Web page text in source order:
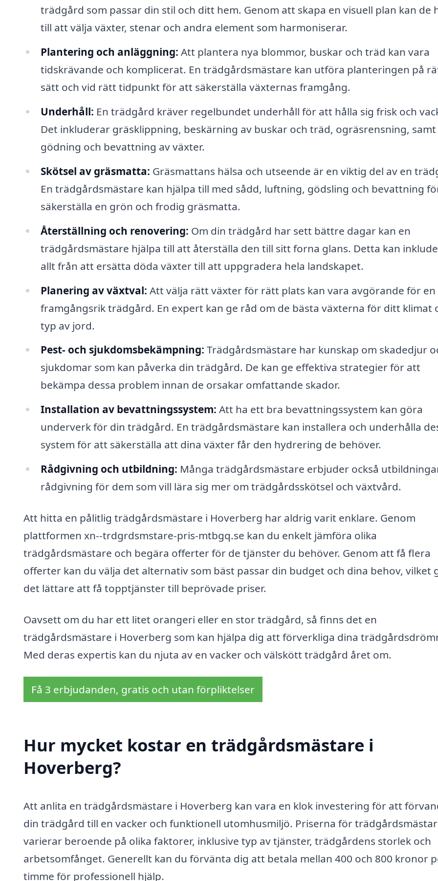
trädgård som passar din stil och ditt hem. Genom att skapa en visuell plan kan de
till att välja växter, stenar och andra element som harmoniserar.
Plantering och anläggning: Att plantera nya blommor, buskar och träd kan vara
tidskrävande och komplicerat. En trädgårdsmästare kan utföra planteringen på
sätt och vid rätt tidpunkt för att säkerställa växternas framgång.
Underhåll: En trädgård kräver regelbundet underhåll för att hålla sig frisk och
Det inkluderar gräsklippning, beskärning av buskar och träd, ogräsrensning, samt
gödning och bevattning av växter.
Skötsel av gräsmatta: Gräsmattans hälsa och utseende är en viktig del av en
En trädgårdsmästare kan hjälpa till med sådd, luftning, gödsling och bevattning
säkerställa en grön och frodig gräsmatta.
Återställning och renovering: Om din trädgård har sett bättre dagar kan en
trädgårdsmästare hjälpa till att återställa den till sitt forna glans. Detta kan
allt från att ersätta döda växter till att uppgradera hela landskapet.
Planering av växtval: Att välja rätt växter för rätt plats kan vara avgörande för en
framgångsrik trädgård. En expert kan ge råd om de bästa växterna för ditt klimat
typ av jord.
Pest- och sjukdomsbekämpning: Trädgårdsmästare har kunskap om skadedjur
sjukdomar som kan påverka din trädgård. De kan ge effektiva strategier för att
bekämpa dessa problem innan de orsakar omfattande skador.
Installation av bevattningssystem: Att ha ett bra bevattningssystem kan göra
underverk för din trädgård. En trädgårdsmästare kan installera och underhålla
system för att säkerställa att dina växter får den hydrering de behöver.
Rådgivning och utbildning: Många trädgårdsmästare erbjuder också
rådgivning för dem som vill lära sig mer om trädgårdsskötsel och växtvård.
Att hitta en pålitlig trädgårdsmästare i Hoverberg har aldrig varit enklare. Genom
plattformen xn--trdgrdsmstare-pris-mtbgq.se kan du enkelt jämföra olika
trädgårdsmästare och begära offerter för de tjänster du behöver. Genom att få flera
offerter kan du välja det alternativ som bäst passar din budget och dina behov, vilket
det lättare att få topptjänster till beprövade priser.
Oavsett om du har ett litet orangeri eller en stor trädgård, så finns det en
trädgårdsmästare i Hoverberg som kan hjälpa dig att förverkliga dina
Med deras expertis kan du njuta av en vacker och välskött trädgård året om.
Få 3 erbjudanden, gratis och utan förpliktelser
Hur mycket kostar en trädgårdsmästare i
Hoverberg?
Att anlita en trädgårdsmästare i Hoverberg kan vara en klok investering för att
din trädgård till en vacker och funktionell utomhusmiljö. Priserna för
varierar beroende på olika faktorer, inklusive typ av tjänster, trädgårdens storlek och
arbetsomfånget. Generellt kan du förvänta dig att betala mellan 400 och 800 kronor
timme för professionell hjälp.